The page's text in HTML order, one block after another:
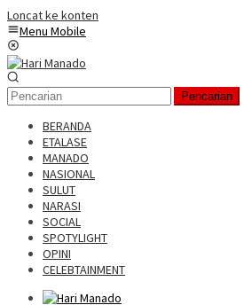
Loncat ke konten
Menu Mobile
Pencarian
BERANDA
ETALASE
MANADO
NASIONAL
SULUT
NARASI
SOCIAL
SPOTYLIGHT
OPINI
CELEBTAINMENT